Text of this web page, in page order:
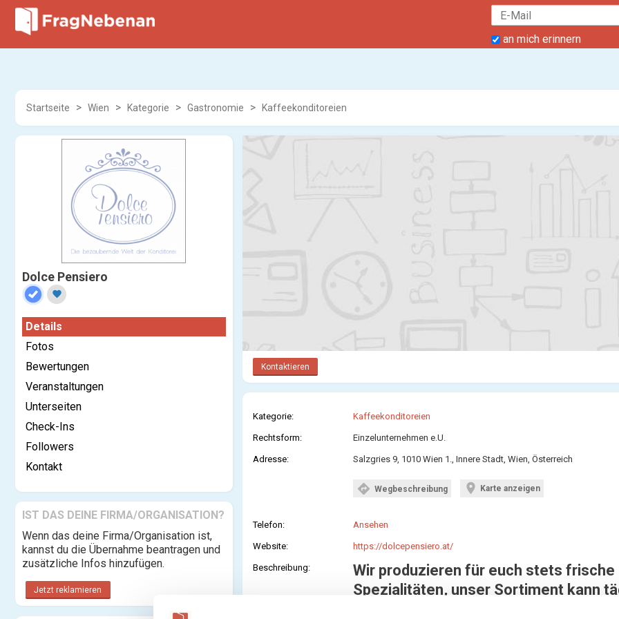
an mich erinnern
Startseite Wien Kategorie Gastronomie Kaffeekonditoreien
Dolce Pensiero
favorite
Details
Fotos
Bewertungen
Veranstaltungen
Unterseiten
Check-Ins
Followers
Kontakt
IST DAS DEINE FIRMA/ORGANISATION?
Wenn das deine Firma/Organisation ist,
kannst du die Übernahme beantragen und
zusätzliche Infos hinzufügen.
Jetzt reklamieren
Kontaktieren
Kategorie: Kaffeekonditoreien
Rechtsform: Einzelunternehmen e.U.
Adresse: Salzgries 9, 1010 Wien 1., Innere Stadt, Wien, Österreich
directions Wegbeschreibung location_on Karte anzeigen
Telefon: Ansehen
Website: https://dolcepensiero.at/
Beschreibung:
Wir produzieren für euch stets frische
Spezialitäten, unser Sortiment kann